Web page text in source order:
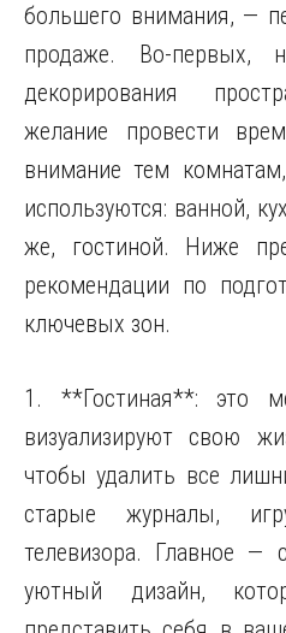
большего внимания, —
продаже. Во-первых,
декорирования
желание провести
внимание тем
используются: ванной,
же, гостиной. Ниже
рекомендации по
ключевых зон.
1. **Гостиная**: это
визуализируют свою
чтобы удалить все
старые журналы,
телевизора. Главное —
уютный дизайн,